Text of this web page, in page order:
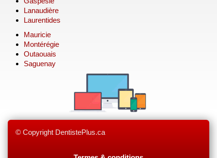
Lanaudière
Laurentides
Mauricie
Montérégie
Outaouais
Saguenay
© Copyright DentistePlus.ca